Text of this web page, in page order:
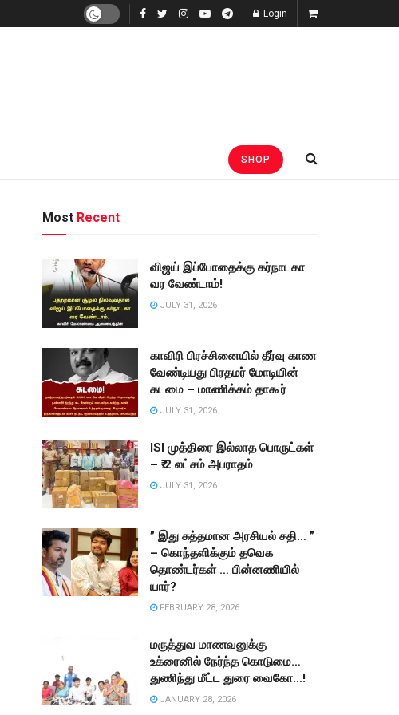
Login
SHOP
Most Recent
விஜய் இப்போதைக்கு கர்நாடகா
வர வேண்டாம்!
JULY 31, 2026
காவிரி பிரச்சினையில் தீர்வு காண
வேண்டியது பிரதமர் மோடியின்
கடமை – மாணிக்கம் தாகூர்
JULY 31, 2026
ISI முத்திரை இல்லாத பொருட்கள்
– ₹.2 லட்சம் அபராதம்
JULY 31, 2026
” இது சுத்தமான அரசியல் சதி… ”
– கொந்தளிக்கும் தவெக
தொண்டர்கள் … பின்னணியில்
யார்?
FEBRUARY 28, 2026
மருத்துவ மாணவனுக்கு
உக்ரைனில் நேர்ந்த கொடுமை…
துணிந்து மீட்ட துரை வைகோ…!
JANUARY 28, 2026